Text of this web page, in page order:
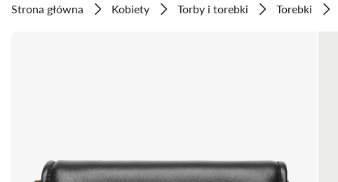
Strona główna Kobiety Torby i torebki Torebki